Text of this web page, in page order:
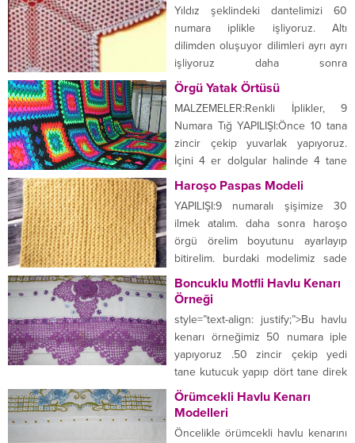
dörder olarak...
tane direk yaparak doldruyoruz.
Aralara beş tane zincir çekelim bu
sırayı yaparken aynı zamanda
birleştiriyoruz resimdede
göreceğiniz gibi çok basit...
Yıldız şeklindeki dantelimizi 60
numara iplikle işliyoruz. Altı
dilimden oluşuyor dilimleri ayrı ayrı
işliyoruz daha sonra
birleştiriyoruz.10 zincirle başlıyoruz
boş sıra yapıyoruz artırarak
ilerliyoruz on bir sıra devam
ediyoruz. bundan sonra aynı
şekilde eksiltiyorz bitene kadar
kenarına ince bir oya daha
gösterişli yapar tamamen size
kalmış dilimleri bitirdikten sonra
orta...
Örgü Yatak Örtüsü
MALZEMELER:Renkli İplikler, 9
Numara Tığ YAPILIŞI:Önce 10 tana
zincir çekip yuvarlak yapıyoruz.
İçini 4 er dolgular halinde 4 tane
dolgu ile dolduruyoruz. Aralarına 2
şer zincir çekerek dolguları
artırıyoruz. Tabi her sırada renk
değişimi yaparak. 16 veya 17 sıra bu
şekilde örüp motifi tamamlıyoruz.
öreceğimiz motif sayısı istediğimiz
ölçüye göre...
Haroşo Paspas Modeli
YAPILIŞI:9 numaralı şişimize 30
ilmek atalım. daha sonra haroşo
örgü örelim boyutunu ayarlayıp
bitirelim. burdaki modelimiz sade
fakat isteğe göre kenarlarını
süsleyebiliriz.
Boncuklu Motfli Havlu Kenarı
Örneği
style=”text-align: justify;”>Bu havlu
kenarı örneğimiz 50 numara iple
yapıyoruz .50 zincir çekip yedi
tane kutucuk yapıp dört tane direk
yapıyoruz daha sonra iki tane daha
kutucuk yapıp yedi zincir çekip
dönüyoruz. hemen artırmya
Örümcekli Havlu Kenarı
Modelleri
Öncelikle örümcekli havlu kenarını